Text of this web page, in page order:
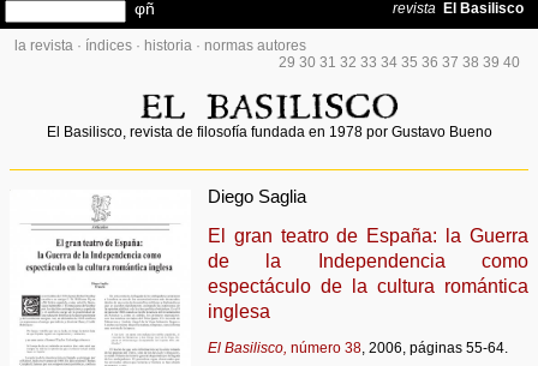
la revista · índices · historia · normas autores
29 30 31 32 33 34 35 36 37 38 39 40
El Basilisco, revista de filosofía fundada en 1978 por Gustavo Bueno
Diego Saglia
El gran teatro de España: la Guerra
de la Independencia como
espectáculo de la cultura romántica
inglesa
El Basilisco, número 38, 2006, páginas 55-64.